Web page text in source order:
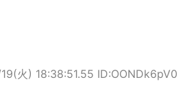
火) 18:38:51.55 ID:OONDk6pV0